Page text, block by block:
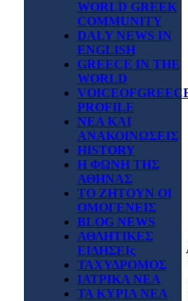
WORLD GREEK
COMMUNITY
DALY NEWS IN
ENGLISH
GREECE IN THE
WORLD
PROFILE
ΝΕΑ ΚΑΙ
ΑΝΑΚΟΙΝΩΣΕΙΣ
HISTORY
Η ΦΩΝΗ ΤΗΣ
ΑΘΗΝΑΣ
ΤΟ ΖΗΤΟΥΝ ΟΙ
ΟΜΟΓΕΝΕΙΣ
BLOG NEWS
ΑΘΛΗΤΙΚΕΣ
ΕΙΔΗΣΕΙς
ΤΑΧΥΔΡΟΜΟΣ
ΙΑΤΡΙΚΑ ΝΕΑ
ΤΑ ΚΥΡΙΑ ΝΕΑ